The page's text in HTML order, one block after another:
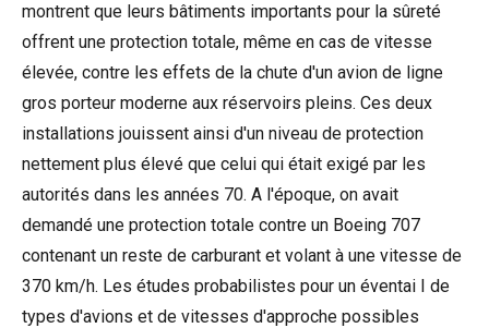
montrent que leurs bâtiments importants pour la sûreté
offrent une protection totale, même en cas de vitesse
élevée, contre les effets de la chute d'un avion de ligne
gros porteur moderne aux réservoirs pleins. Ces deux
installations jouissent ainsi d'un niveau de protection
nettement plus élevé que celui qui était exigé par les
autorités dans les années 70. A l'époque, on avait
demandé une protection totale contre un Boeing 707
contenant un reste de carburant et volant à une vitesse de
370 km/h. Les études probabilistes pour un éventai I de
types d'avions et de vitesses d'approche possibles